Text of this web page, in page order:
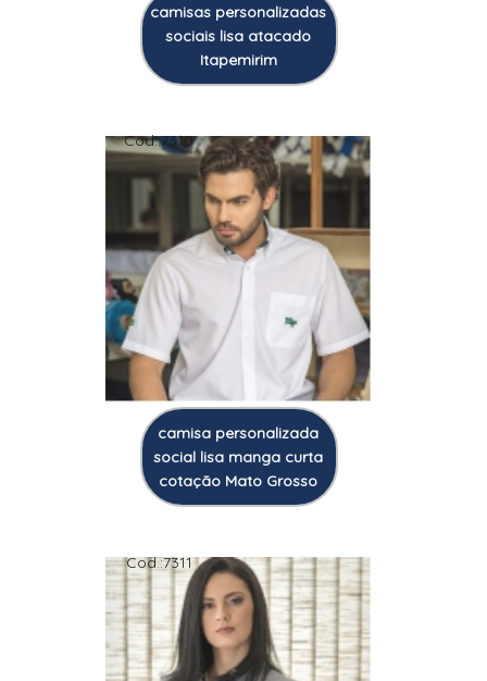
camisas personalizadas
sociais lisa atacado
Itapemirim
Cod.:7310
camisa personalizada
social lisa manga curta
cotação Mato Grosso
Cod.:7311